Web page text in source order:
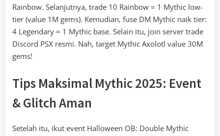
Rainbow. Selanjutnya, trade 10 Rainbow = 1 Mythic low-
tier (value 1M gems). Kemudian, fuse DM Mythic naik tier:
4 Legendary = 1 Mythic base. Selain itu, join server trade
Discord PSX resmi. Nah, target Mythic Axolotl value 30M
gems!
Tips Maksimal Mythic 2025: Event
& Glitch Aman
Setelah itu, ikut event Halloween OB: Double Mythic